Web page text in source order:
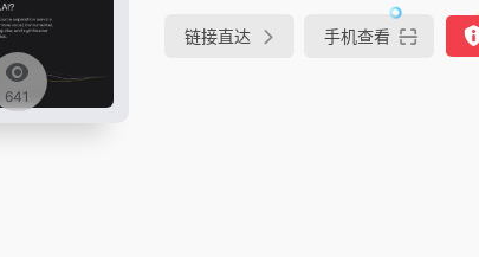
641
链接直达 手机查看